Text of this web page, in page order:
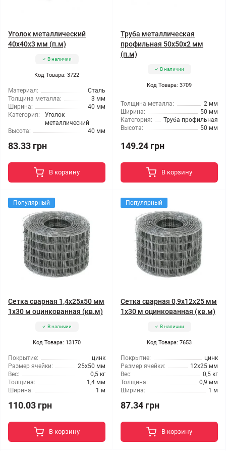
Уголок металлический
40x40x3 мм (п.м)
В наличии
Код Товара: 3722
Материал:
Сталь
Толщина металла:
3 мм
Ширина:
40 мм
Категория:
Уголок
металлический
Высота:
40 мм
83.33 грн
В корзину
Труба металлическая
профильная 50x50x2 мм
(п.м)
В наличии
Код Товара: 3709
Толщина металла:
2 мм
Ширина:
50 мм
Категория:
Труба профильная
Высота:
50 мм
149.24 грн
В корзину
Популярный
Сетка сварная 1,4x25x50 мм
1x30 м оцинкованная (кв.м)
В наличии
Код Товара: 13170
Покрытие:
цинк
Размер ячейки:
25x50 мм
Вес:
0,5 кг
Толщина:
1,4 мм
Ширина:
1 м
110.03 грн
В корзину
Популярный
Сетка сварная 0,9x12x25 мм
1x30 м оцинкованная (кв.м)
В наличии
Код Товара: 7653
Покрытие:
цинк
Размер ячейки:
12x25 мм
Вес:
0,5 кг
Толщина:
0,9 мм
Ширина:
1 м
87.34 грн
В корзину